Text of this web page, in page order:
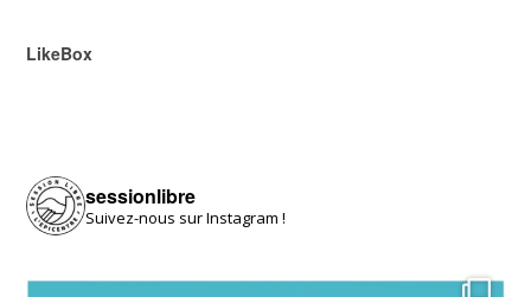
LikeBox
sessionlibre
Suivez-nous sur Instagram !